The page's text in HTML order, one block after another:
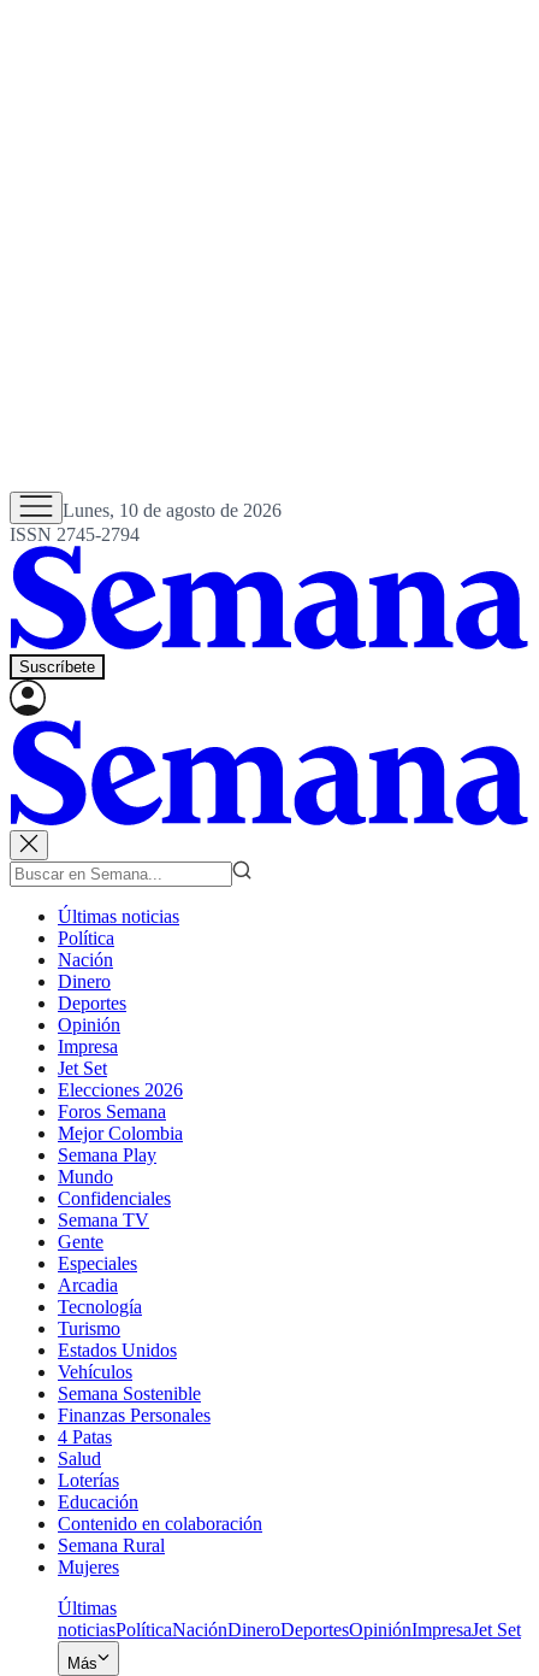
Lunes, 10 de agosto de 2026
ISSN 2745-2794
Suscríbete
Últimas noticias
Política
Nación
Dinero
Deportes
Opinión
Impresa
Jet Set
Elecciones 2026
Foros Semana
Mejor Colombia
Semana Play
Mundo
Confidenciales
Semana TV
Gente
Especiales
Arcadia
Tecnología
Turismo
Estados Unidos
Vehículos
Semana Sostenible
Finanzas Personales
4 Patas
Salud
Loterías
Educación
Contenido en colaboración
Semana Rural
Mujeres
Últimas
noticiasPolíticaNaciónDineroDeportesOpiniónImpresaJet Set
Más